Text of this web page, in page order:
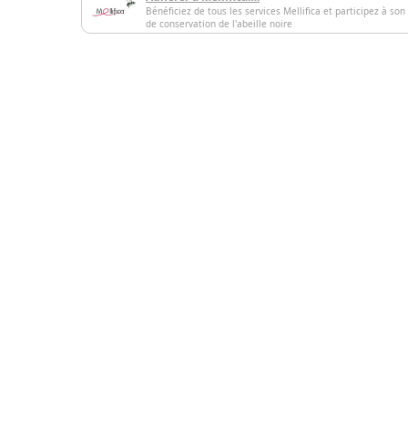
Bénéficiez de tous les services Mellifica et participez à
de conservation de l'abeille noire